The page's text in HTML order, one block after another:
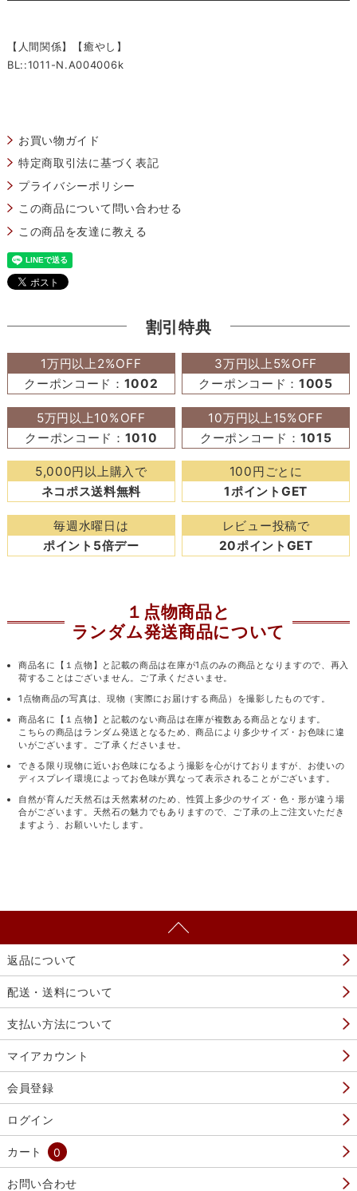
【人間関係】【癒やし】
BL::1011-N.A004006k
お買い物ガイド
特定商取引法に基づく表記
プライバシーポリシー
この商品について問い合わせる
この商品を友達に教える
割引特典
1万円以上2%OFF
クーポンコード： 1002
3万円以上5%OFF
クーポンコード：1005
5万円以上10%OFF
クーポンコード： 1010
10万円以上15%OFF
クーポンコード： 1015
5,000円以上購入で
ネコポス送料無料
100円ごとに
1ポイントGET
毎週水曜日は
ポイント5倍デー
レビュー投稿で
20ポイントGET
１点物商品と
ランダム発送商品について
商品名に【１点物】と記載の商品は在庫が1点のみの商品となりますので、再入
荷することはございません。ご了承くださいませ。
1点物商品の写真は、現物（実際にお届けする商品）を撮影したものです。
商品名に【１点物】と記載のない商品は在庫が複数ある商品となります。
こちらの商品はランダム発送となるため、商品により多少サイズ・お色味に違
いがございます。ご了承くださいませ。
できる限り現物に近いお色味になるよう撮影を心がけておりますが、お使いの
ディスプレイ環境によってお色味が異なって表示されることがございます。
自然が育んだ天然石は天然素材のため、性質上多少のサイズ・色・形が違う場
合がございます。天然石の魅力でもありますので、ご了承の上ご注文いただき
ますよう、お願いいたします。
返品について
配送・送料について
支払い方法について
マイアカウント
会員登録
ログイン
カート 0
お問い合わせ